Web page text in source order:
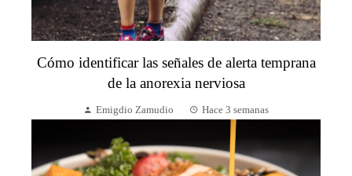
Cómo identificar las señales de alerta temprana
de la anorexia nerviosa
Emigdio Zamudio Hace 3 semanas